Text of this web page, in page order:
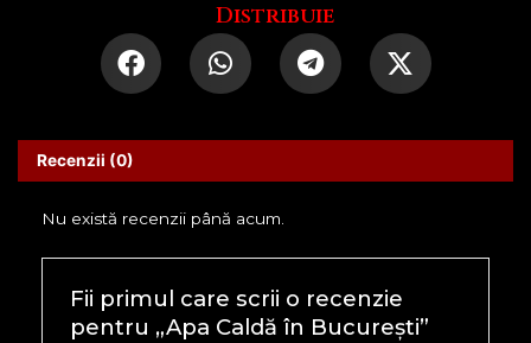
Distribuie
Recenzii (0)
Nu există recenzii până acum.
Fii primul care scrii o recenzie
pentru „Apa Caldă în București”